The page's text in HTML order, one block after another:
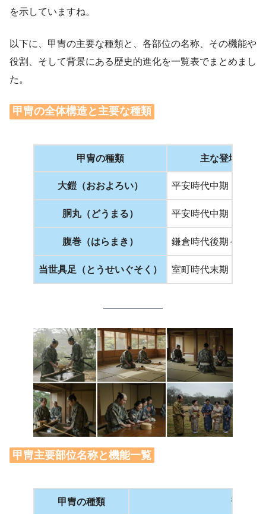
を示していますね。
以下に、甲冑の主要な種類と、各部位の名称、その機能や
役割、そして背景にある歴史的進化を一覧表でまとめまし
た。
甲冑の全体構造と主要な種類
甲冑の種類 主な登場時代
大鎧（おおよろい） 平安時代中期
胴丸（どうまる） 平安時代中期
腹巻（はらまき） 鎌倉時代後期～室町
当世具足（とうせいぐそく） 室町時代末期（戦国
甲冑主要部位名称と機能一覧
甲冑の種類 部位名